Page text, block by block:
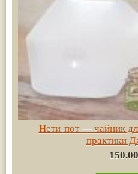
Нети-пот — чайник
практики